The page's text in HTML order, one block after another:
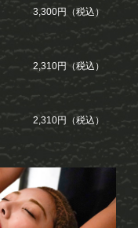
3,300円（税込）
2,310円（税込）
2,310円（税込）